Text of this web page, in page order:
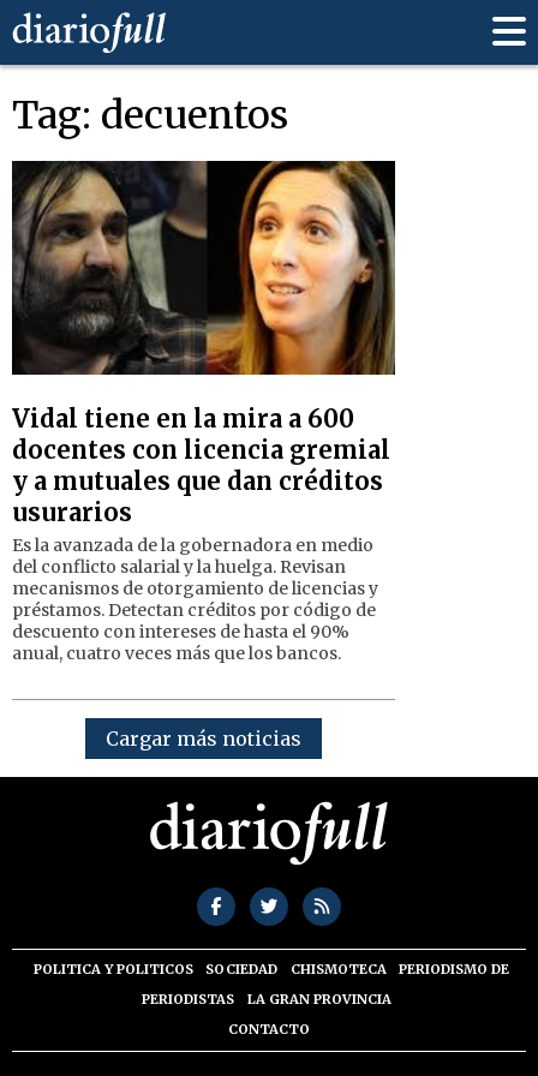
Tag: decuentos
Vidal tiene en la mira a 600
docentes con licencia gremial
y a mutuales que dan créditos
usurarios
Es la avanzada de la gobernadora en medio
del conflicto salarial y la huelga. Revisan
mecanismos de otorgamiento de licencias y
préstamos. Detectan créditos por código de
descuento con intereses de hasta el 90%
anual, cuatro veces más que los bancos.
Cargar más noticias
POLITICA Y POLITICOS SOCIEDAD CHISMOTECA
PERIODISMO DE
PERIODISTAS
LA GRAN PROVINCIA
CONTACTO